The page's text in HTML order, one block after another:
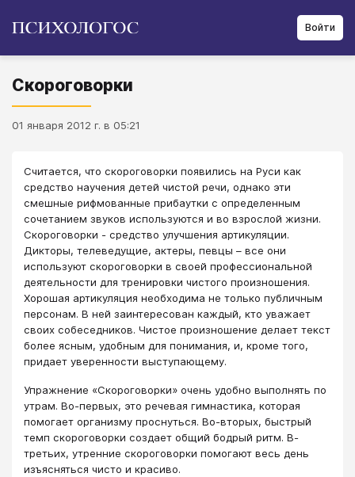
Войти
Скороговорки
01 января 2012 г. в 05:21
Считается, что скороговорки появились на Руси как
средство научения детей чистой речи, однако эти
смешные рифмованные прибаутки с определенным
сочетанием звуков используются и во взрослой жизни.
Скороговорки - средство улучшения артикуляции.
Дикторы, телеведущие, актеры, певцы – все они
используют скороговорки в своей профессиональной
деятельности для тренировки чистого произношения.
Хорошая артикуляция необходима не только публичным
персонам. В ней заинтересован каждый, кто уважает
своих собеседников. Чистое произношение делает текст
более ясным, удобным для понимания, и, кроме того,
придает уверенности выступающему.
Упражнение «Скороговорки» очень удобно выполнять по
утрам. Во-первых, это речевая гимнастика, которая
помогает организму проснуться. Во-вторых, быстрый
темп скороговорки создает общий бодрый ритм. В-
третьих, утренние скороговорки помогают весь день
изъясняться чисто и красиво.